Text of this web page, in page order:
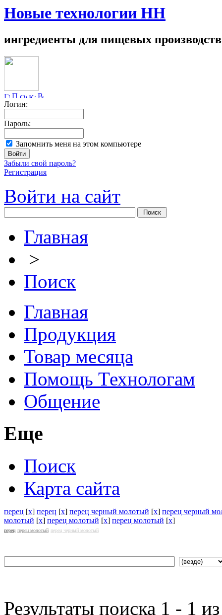
Новые технологии НН
ингредиенты для пищевых производств
Логин:
Пароль:
Запомнить меня на этом компьютере
Забыли свой пароль?
Регистрация
Войти на сайт
Главная
>
Поиск
Главная
Продукция
Товар месяца
Помощь Технологам
Общение
Еще
Поиск
Карта сайта
перец [x] перец [x] перец черный молотый [x] перец черный
молотый [x] перец молотый [x] перец молотый [x]
перец перец молотый перец черный молотый
Результаты поиска 1 - 1